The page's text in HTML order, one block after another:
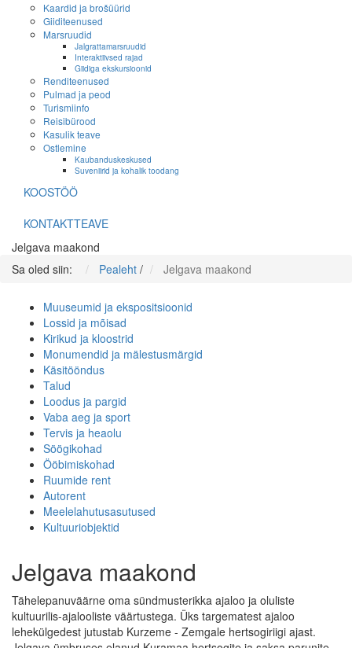
Kaardid ja brošüürid
Giiditeenused
Marsruudid
Jalgrattamarsruudid
Interaktiivsed rajad
Giidiga ekskursioonid
Renditeenused
Pulmad ja peod
Turismiinfo
Reisibürood
Kasulik teave
Ostlemine
Kaubanduskeskused
Suveniirid ja kohalik toodang
KOOSTÖÖ
KONTAKTTEAVE
Jelgava maakond
Sa oled siin:
Pealeht / Jelgava maakond
Muuseumid ja ekspositsioonid
Lossid ja mõisad
Kirikud ja kloostrid
Monumendid ja mälestusmärgid
Käsitööndus
Talud
Loodus ja pargid
Vaba aeg ja sport
Tervis ja heaolu
Söögikohad
Ööbimiskohad
Ruumide rent
Autorent
Meelelahutusasutused
Kultuuriobjektid
Jelgava maakond
Tähelepanuväärne oma sündmusterikka ajaloo ja oluliste
kultuurilis-ajalooliste väärtustega. Üks targematest ajaloo
lehekülgedest jutustab Kurzeme - Zemgale hertsogiriigi ajast.